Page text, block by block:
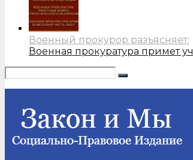
Военный прокурор разъясняет:
Военная прокуратура примет